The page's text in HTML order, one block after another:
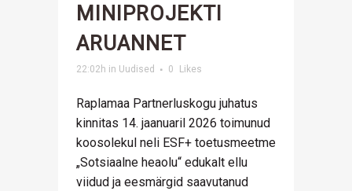
MINIPROJEKTI
ARUANNET
22:02h in Uudised 0 Likes
Raplamaa Partnerluskogu juhatus
kinnitas 14. jaanuaril 2026 toimunud
koosolekul neli ESF+ toetusmeetme
„Sotsiaalne heaolu“ edukalt ellu
viidud ja eesmärgid saavutanud